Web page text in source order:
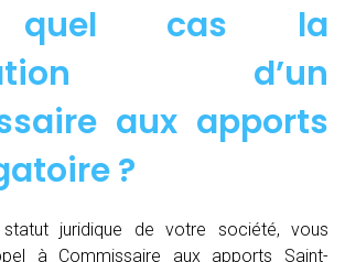
quel cas la
d’un
aux apports
?
juridique de votre société, vous
à Commissaire aux apports Saint-